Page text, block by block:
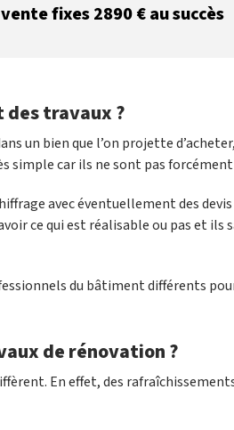
fixes 2890 € au succès
travaux ?
un bien que l’on projette
simple car ils ne sont pas
avec éventuellement des
ce qui est réalisable ou pas et ils
du bâtiment différents
de rénovation ?
En effet, des